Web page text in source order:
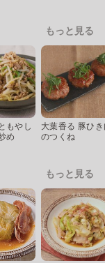
もっと見る
もやし
め
大葉香る 豚ひ
のつくね
もっと見る